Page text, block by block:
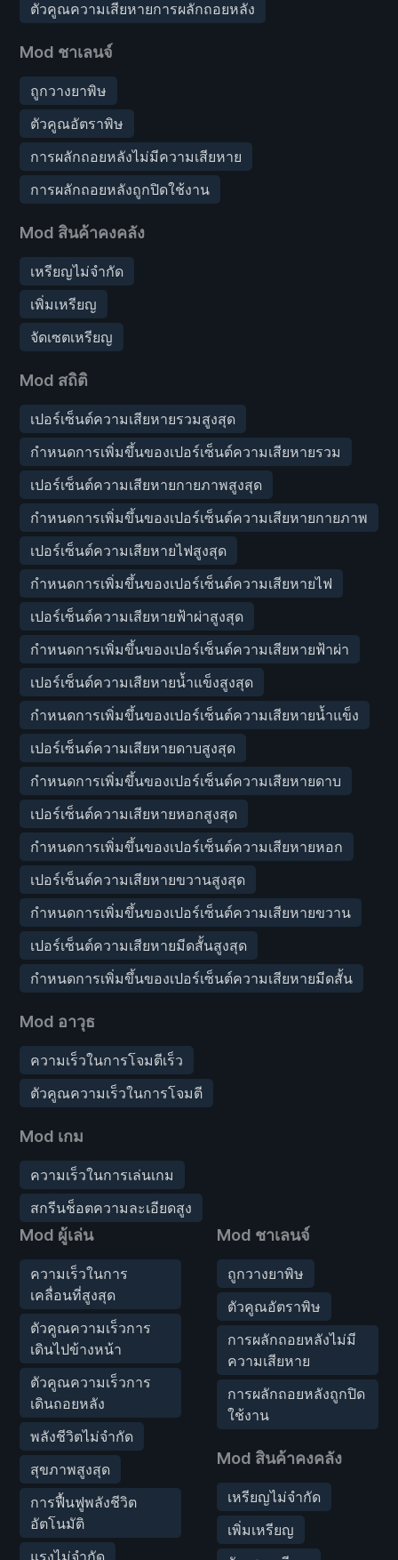
ตัวคูณความเสียหายการผลักถอยหลัง
Mod ชาเลนจ์
ถูกวางยาพิษ
ตัวคูณอัตราพิษ
การผลักถอยหลังไม่มีความเสียหาย
การผลักถอยหลังถูกปิดใช้งาน
Mod สินค้าคงคลัง
เหรียญไม่จำกัด
เพิ่มเหรียญ
จัดเซตเหรียญ
Mod สถิติ
เปอร์เซ็นต์ความเสียหายรวมสูงสุด
กำหนดการเพิ่มขึ้นของเปอร์เซ็นต์ความเสียหายรวม
เปอร์เซ็นต์ความเสียหายกายภาพสูงสุด
กำหนดการเพิ่มขึ้นของเปอร์เซ็นต์ความเสียหายกายภาพ
เปอร์เซ็นต์ความเสียหายไฟสูงสุด
กำหนดการเพิ่มขึ้นของเปอร์เซ็นต์ความเสียหายไฟ
เปอร์เซ็นต์ความเสียหายฟ้าผ่าสูงสุด
กำหนดการเพิ่มขึ้นของเปอร์เซ็นต์ความเสียหายฟ้าผ่า
เปอร์เซ็นต์ความเสียหายน้ำแข็งสูงสุด
กำหนดการเพิ่มขึ้นของเปอร์เซ็นต์ความเสียหายน้ำแข็ง
เปอร์เซ็นต์ความเสียหายดาบสูงสุด
กำหนดการเพิ่มขึ้นของเปอร์เซ็นต์ความเสียหายดาบ
เปอร์เซ็นต์ความเสียหายหอกสูงสุด
กำหนดการเพิ่มขึ้นของเปอร์เซ็นต์ความเสียหายหอก
เปอร์เซ็นต์ความเสียหายขวานสูงสุด
กำหนดการเพิ่มขึ้นของเปอร์เซ็นต์ความเสียหายขวาน
เปอร์เซ็นต์ความเสียหายมีดสั้นสูงสุด
กำหนดการเพิ่มขึ้นของเปอร์เซ็นต์ความเสียหายมีดสั้น
Mod อาวุธ
ความเร็วในการโจมตีเร็ว
ตัวคูณความเร็วในการโจมตี
Mod เกม
ความเร็วในการเล่นเกม
สกรีนช็อตความละเอียดสูง
Mod ผู้เล่น
ความเร็วในการ
เคลื่อนที่สูงสุด
ตัวคูณความเร็วการ
เดินไปข้างหน้า
ตัวคูณความเร็วการ
เดินถอยหลัง
พลังชีวิตไม่จำกัด
สุขภาพสูงสุด
การฟื้นฟูพลังชีวิต
อัตโนมัติ
แรงไม่จำกัด
Mod ชาเลนจ์
ถูกวางยาพิษ
ตัวคูณอัตราพิษ
การผลักถอยหลังไม่มี
ความเสียหาย
การผลักถอยหลังถูกปิด
ใช้งาน
Mod สินค้าคงคลัง
เหรียญไม่จำกัด
เพิ่มเหรียญ